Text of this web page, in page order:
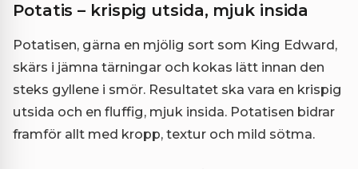
Potatis – krispig utsida, mjuk insida
Potatisen, gärna en mjölig sort som King Edward,
skärs i jämna tärningar och kokas lätt innan den
steks gyllene i smör. Resultatet ska vara en krispig
utsida och en fluffig, mjuk insida. Potatisen bidrar
framför allt med kropp, textur och mild sötma.